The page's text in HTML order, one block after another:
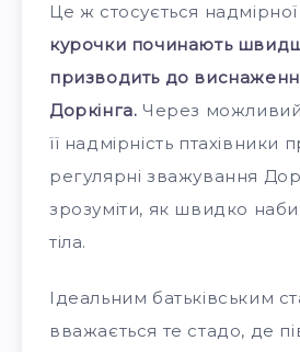
Це ж стосується
курочки починають
призводить до
Доркінга. Через
її надмірність птахівники
регулярні зважування
зрозуміти, як швидко
тіла.
Ідеальним батьківським
вважається те стадо, де